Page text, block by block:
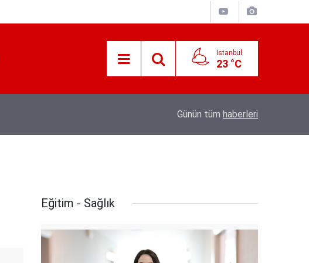
İstanbul
23 °C
Akyaka'yı aratmayan Bucak Vadisi
Günün tüm haberleri
Eğitim - Sağlık